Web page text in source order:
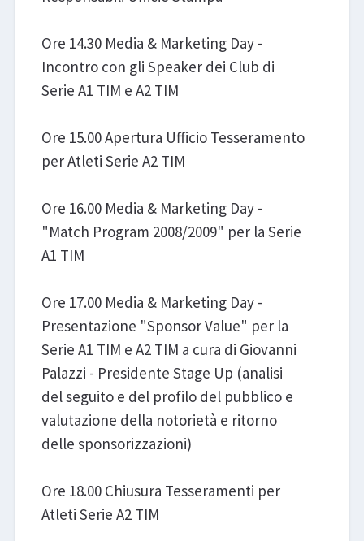
Ore 14.30 Media & Marketing Day -
Incontro con gli Speaker dei Club di
Serie A1 TIM e A2 TIM
Ore 15.00 Apertura Ufficio Tesseramento
per Atleti Serie A2 TIM
Ore 16.00 Media & Marketing Day -
"Match Program 2008/2009" per la Serie
A1 TIM
Ore 17.00 Media & Marketing Day -
Presentazione "Sponsor Value" per la
Serie A1 TIM e A2 TIM a cura di Giovanni
Palazzi - Presidente Stage Up (analisi
del seguito e del profilo del pubblico e
valutazione della notorietà e ritorno
delle sponsorizzazioni)
Ore 18.00 Chiusura Tesseramenti per
Atleti Serie A2 TIM